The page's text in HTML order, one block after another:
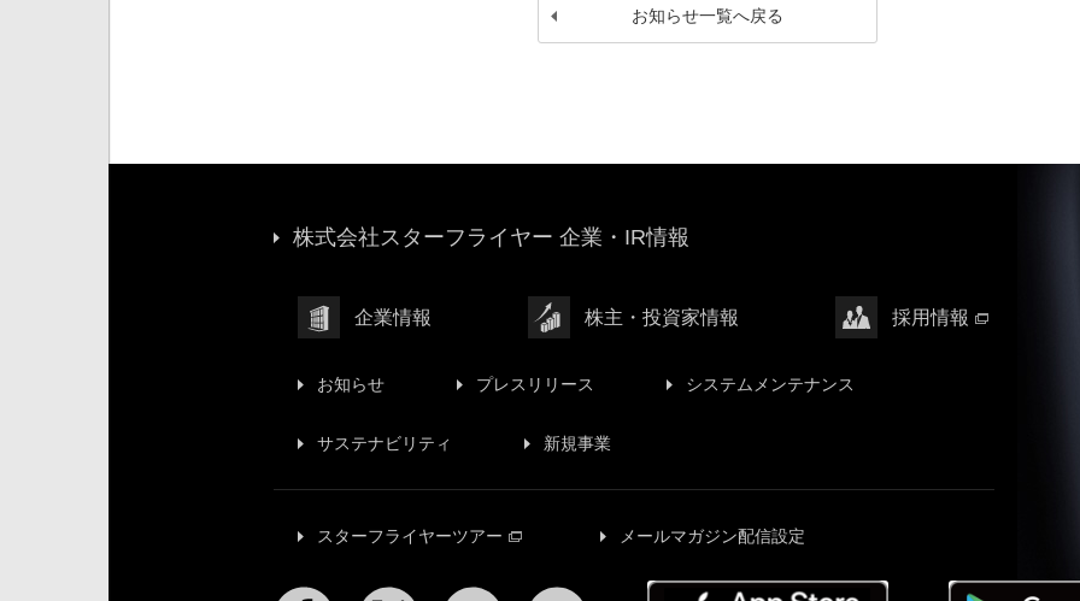
お知らせ一覧へ戻る
株式会社スターフライヤー 企業・IR情報
企業情報 株主・投資家情報 採用情報
お知らせ プレスリリース システムメンテナンス
サステナビリティ 新規事業
スターフライヤーツアー メールマガジン配信設定